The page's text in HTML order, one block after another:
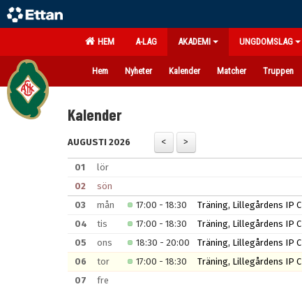
HEM A-LAG AKADEMI UNGDOMSLAG
Hem Nyheter Kalender Matcher Truppen
Kalender
AUGUSTI 2026
01
lör
02
sön
03 mån 17:00 - 18:30 Träning, Lillegårdens IP C
04
tis 17:00 - 18:30 Träning, Lillegårdens IP C
05
ons 18:30 - 20:00 Träning, Lillegårdens IP C
06
tor 17:00 - 18:30 Träning, Lillegårdens IP C
07
fre